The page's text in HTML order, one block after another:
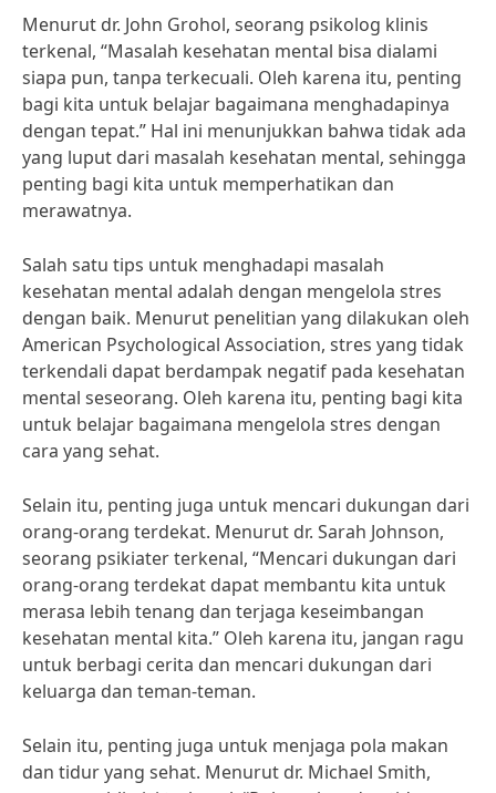
Menurut dr. John Grohol, seorang psikolog klinis
terkenal, “Masalah kesehatan mental bisa dialami
siapa pun, tanpa terkecuali. Oleh karena itu, penting
bagi kita untuk belajar bagaimana menghadapinya
dengan tepat.” Hal ini menunjukkan bahwa tidak ada
yang luput dari masalah kesehatan mental, sehingga
penting bagi kita untuk memperhatikan dan
merawatnya.
Salah satu tips untuk menghadapi masalah
kesehatan mental adalah dengan mengelola stres
dengan baik. Menurut penelitian yang dilakukan oleh
American Psychological Association, stres yang tidak
terkendali dapat berdampak negatif pada kesehatan
mental seseorang. Oleh karena itu, penting bagi kita
untuk belajar bagaimana mengelola stres dengan
cara yang sehat.
Selain itu, penting juga untuk mencari dukungan dari
orang-orang terdekat. Menurut dr. Sarah Johnson,
seorang psikiater terkenal, “Mencari dukungan dari
orang-orang terdekat dapat membantu kita untuk
merasa lebih tenang dan terjaga keseimbangan
kesehatan mental kita.” Oleh karena itu, jangan ragu
untuk berbagi cerita dan mencari dukungan dari
keluarga dan teman-teman.
Selain itu, penting juga untuk menjaga pola makan
dan tidur yang sehat. Menurut dr. Michael Smith,